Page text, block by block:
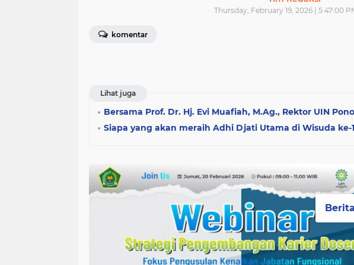
Thursday, February 19, 2026 | 5:47:00
komentar
Lihat juga
Bersama Prof. Dr. Hj. Evi Muafiah, M.Ag., Rektor UIN
Siapa yang akan meraih Adhi Djati Utama di Wisuda ke-